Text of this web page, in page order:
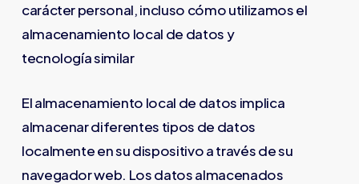
carácter personal, incluso cómo utilizamos el
almacenamiento local de datos y
tecnología similar
El almacenamiento local de datos implica
almacenar diferentes tipos de datos
localmente en su dispositivo a través de su
navegador web. Los datos almacenados